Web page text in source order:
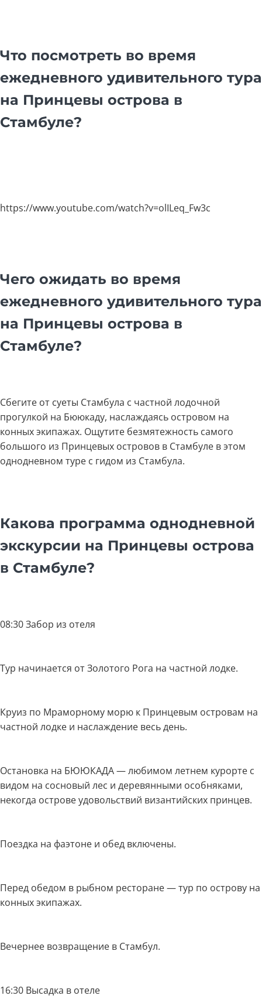
Что посмотреть во время
ежедневного удивительного тура
на Принцевы острова в
Стамбуле?
https://www.youtube.com/watch?v=olILeq_Fw3c
Чего ожидать во время
ежедневного удивительного тура
на Принцевы острова в
Стамбуле?
Сбегите от суеты Стамбула с частной лодочной
прогулкой на Бююкаду, наслаждаясь островом на
конных экипажах. Ощутите безмятежность самого
большого из Принцевых островов в Стамбуле в этом
однодневном туре с гидом из Стамбула.
Какова программа однодневной
экскурсии на Принцевы острова
в Стамбуле?
08:30 Забор из отеля
Тур начинается от Золотого Рога на частной лодке.
Круиз по Мраморному морю к Принцевым островам на
частной лодке и наслаждение весь день.
Остановка на БЮЮКАДА — любимом летнем курорте с
видом на сосновый лес и деревянными особняками,
некогда острове удовольствий византийских принцев.
Поездка на фаэтоне и обед включены.
Перед обедом в рыбном ресторане — тур по острову на
конных экипажах.
Вечернее возвращение в Стамбул.
16:30 Высадка в отеле